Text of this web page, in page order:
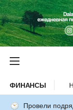
ФИНАНСЫ
Провели